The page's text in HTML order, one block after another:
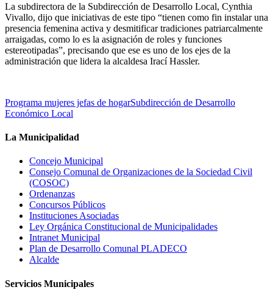
La subdirectora de la Subdirección de Desarrollo Local, Cynthia
Vivallo, dijo que iniciativas de este tipo “tienen como fin instalar una
presencia femenina activa y desmitificar tradiciones patriarcalmente
arraigadas, como lo es la asignación de roles y funciones
estereotipadas”, precisando que ese es uno de los ejes de la
administración que lidera la alcaldesa Irací Hassler.
Programa mujeres jefas de hogarSubdirección de Desarrollo
Económico Local
La Municipalidad
Concejo Municipal
Consejo Comunal de Organizaciones de la Sociedad Civil
(COSOC)
Ordenanzas
Concursos Públicos
Instituciones Asociadas
Ley Orgánica Constitucional de Municipalidades
Intranet Municipal
Plan de Desarrollo Comunal PLADECO
Alcalde
Servicios Municipales